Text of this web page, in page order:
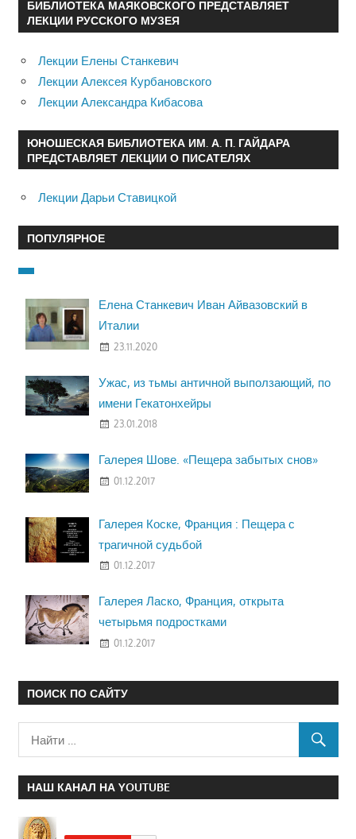
БИБЛИОТЕКА МАЯКОВСКОГО ПРЕДСТАВЛЯЕТ
ЛЕКЦИИ РУССКОГО МУЗЕЯ
Лекции Елены Станкевич
Лекции Алексея Курбановского
Лекции Александра Кибасова
ЮНОШЕСКАЯ БИБЛИОТЕКА ИМ. А. П. ГАЙДАРА
ПРЕДСТАВЛЯЕТ ЛЕКЦИИ О ПИСАТЕЛЯХ
Лекции Дарьи Ставицкой
ПОПУЛЯРНОЕ
Елена Станкевич Иван Айвазовский в
Италии
23.11.2020
Ужас, из тьмы античной выползающий, по
имени Гекатонхейры
23.01.2018
Галерея Шове. «Пещера забытых снов»
01.12.2017
Галерея Коске, Франция : Пещера с
трагичной судьбой
01.12.2017
Галерея Ласко, Франция, открыта
четырьмя подростками
01.12.2017
ПОИСК ПО САЙТУ
НАШ КАНАЛ НА YOUTUBE